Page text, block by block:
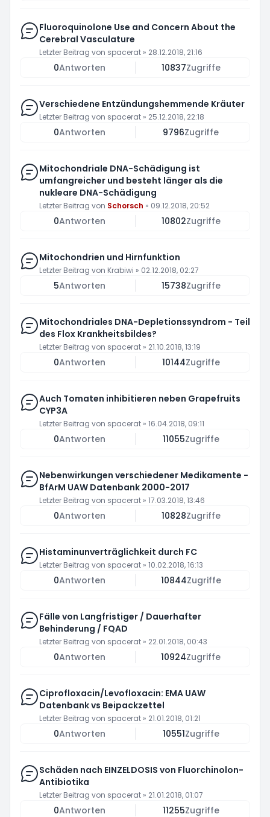
Fluoroquinolone Use and Concern About the
Cerebral Vasculature
Letzter Beitrag von spacerat » 28.12.2018, 21:16
0Antworten 10837Zugriffe
Verschiedene Entzündungshemmende Kräuter
Letzter Beitrag von spacerat » 25.12.2018, 22:18
0Antworten 9796Zugriffe
Mitochondriale DNA-Schädigung ist
umfangreicher und besteht länger als die
nukleare DNA-Schädigung
Letzter Beitrag von Schorsch » 09.12.2018, 20:52
0Antworten 10802Zugriffe
Mitochondrien und Hirnfunktion
Letzter Beitrag von Krabiwi » 02.12.2018, 02:27
5Antworten 15738Zugriffe
Mitochondriales DNA-Depletionssyndrom - Teil
des Flox Krankheitsbildes?
Letzter Beitrag von spacerat » 21.10.2018, 13:19
0Antworten 10144Zugriffe
Auch Tomaten inhibitieren neben Grapefruits
CYP3A
Letzter Beitrag von spacerat » 16.04.2018, 09:11
0Antworten 11055Zugriffe
Nebenwirkungen verschiedener Medikamente -
BfArM UAW Datenbank 2000-2017
Letzter Beitrag von spacerat » 17.03.2018, 13:46
0Antworten 10828Zugriffe
Histaminunverträglichkeit durch FC
Letzter Beitrag von spacerat » 10.02.2018, 16:13
0Antworten 10844Zugriffe
Fälle von Langfristiger / Dauerhafter
Behinderung / FQAD
Letzter Beitrag von spacerat » 22.01.2018, 00:43
0Antworten 10924Zugriffe
Ciprofloxacin/Levofloxacin: EMA UAW
Datenbank vs Beipackzettel
Letzter Beitrag von spacerat » 21.01.2018, 01:21
0Antworten 10551Zugriffe
Schäden nach EINZELDOSIS von Fluorchinolon-
Antibiotika
Letzter Beitrag von spacerat » 21.01.2018, 01:07
0Antworten 11255Zugriffe